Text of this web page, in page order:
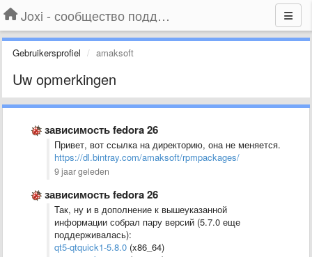
Joxi - сообщество поддержки
Gebruikersprofiel amaksoft
Uw opmerkingen
зависимость fedora 26
Привет, вот ссылка на директорию, она не меняется.
https://dl.bintray.com/amaksoft/rpmpackages/
9 jaar geleden
зависимость fedora 26
Так, ну и в дополнение к вышеуказанной
информации собрал пару версий (5.7.0 еще
поддерживалась):
qt5-qtquick1-5.8.0 (x86_64)